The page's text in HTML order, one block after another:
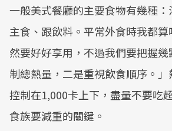
一般美式餐廳的主要食物有幾種：
主食、跟飲料。平常外食時我都
然要好好享用，不過我們要把握
制總熱量，二是重視飲食順序。
控制在1,000卡上下，盡量不要吃
食族要減重的關鍵。